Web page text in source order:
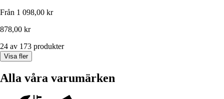
Från 1 098,00 kr
878,00 kr
24 av 173 produkter
Visa fler
Alla våra varumärken